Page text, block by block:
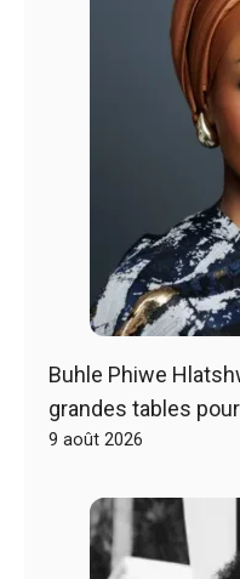
Buhle Phiwe
grandes tables
9 août 2026